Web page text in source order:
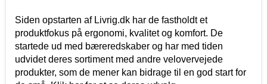
Siden opstarten af Livrig.dk har de fastholdt et
produktfokus på ergonomi, kvalitet og komfort. De
startede ud med bæreredskaber og har med tiden
udvidet deres sortiment med andre velovervejede
produkter, som de mener kan bidrage til en god start for